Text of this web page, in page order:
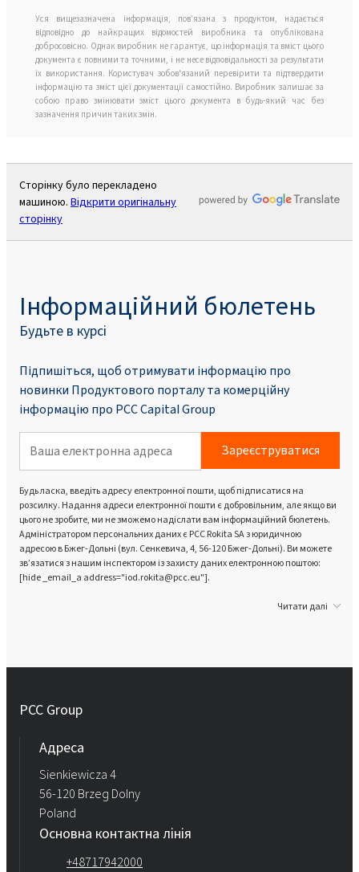
Уся вищезазначена інформація, пов’язана з продуктом, надається
відповідно до найкращих відомостей виробника та опублікована
добросовісно. Однак виробник не гарантує, що інформація та вміст цього
документа є повними та точними, і не несе відповідальності за результати
їх використання. Користувач зобов'язаний перевірити та підтвердити
інформацію та зміст цієї документації самостійно. Виробник залишає за
собою право змінювати зміст цього документа в будь-який час без
зазначення причин таких змін.
Сторінку було перекладено
машиною. Відкрити оригінальну
сторінку
Інформаційний бюлетень
Будьте в курсі
Підпишіться, щоб отримувати інформацію про
новинки Продуктового порталу та комерційну
інформацію про PCC Capital Group
Зареєструватися
Будь ласка, введіть адресу електронної пошти, щоб підписатися на
розсилку. Надання адреси електронної пошти є добровільним, але якщо ви
цього не зробите, ми не зможемо надіслати вам інформаційний бюлетень.
Адміністратором персональних даних є PCC Rokita SA з юридичною
адресою в Бжег-Дольні (вул. Сенкевича, 4, 56-120 Бжег-Дольні). Ви можете
зв’язатися з нашим інспектором із захисту даних електронною поштою:
[hide _email_a address="iod.rokita@pcc.eu"].
Читати далі
PCC Group
Адреса
Sienkiewicza 4
56-120 Brzeg Dolny
Poland
Основна контактна лінія
+48717942000